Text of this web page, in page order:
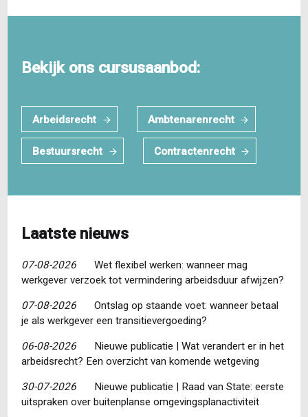
Bekijk ons cursusaanbod:
Arbeidsrecht Ambtenarenrecht
Bestuursrecht Contractenrecht
Laatste nieuws
07-08-2026
Wet flexibel werken: wanneer mag
werkgever verzoek tot vermindering arbeidsduur afwijzen?
07-08-2026
Ontslag op staande voet: wanneer betaal
je als werkgever een transitievergoeding?
06-08-2026
Nieuwe publicatie | Wat verandert er in het
arbeidsrecht? Een overzicht van komende wetgeving
30-07-2026
Nieuwe publicatie | Raad van State: eerste
uitspraken over buitenplanse omgevingsplanactiviteit